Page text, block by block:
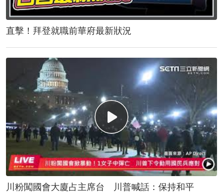
直擊！拜登就職前華府最新狀況
川粉闖國會大廈占主席台 川普喊話：保持和平